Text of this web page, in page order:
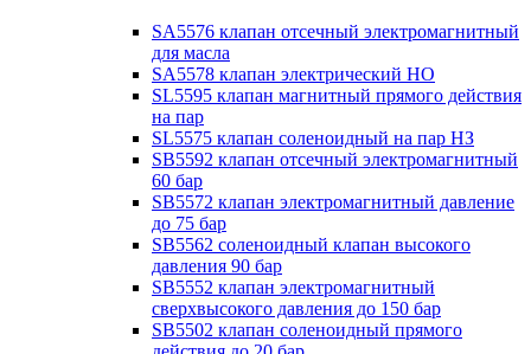
SA5576 клапан отсечный электромагнитный
для масла
SA5578 клапан электрический НО
SL5595 клапан магнитный прямого действия
на пар
SL5575 клапан соленоидный на пар НЗ
SB5592 клапан отсечный электромагнитный
60 бар
SB5572 клапан электромагнитный давление
до 75 бар
SB5562 соленоидный клапан высокого
давления 90 бар
SB5552 клапан электромагнитный
сверхвысокого давления до 150 бар
SB5502 клапан соленоидный прямого